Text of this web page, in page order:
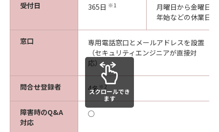
受付日 365日 ※1
月曜日から金曜日
年始などの休業日
窓口
専用電話窓口とメールアドレスを設置
（セキュリティエンジニアが直接対
応）
問合せ登録者 4名※2
障害時のQ&A
対応
○
スクロールでき
ます